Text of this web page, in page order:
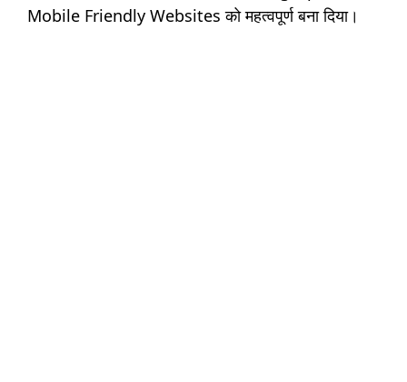
Mobile Friendly Websites को महत्वपूर्ण बना दिया।